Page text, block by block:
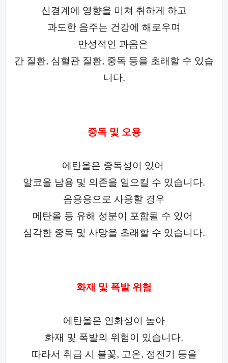
신경계에 영향을 미쳐 취하게 하고
과도한 음주는 건강에 해로우며
만성적인 과음은
간 질환, 심혈관 질환, 중독 등을 초래할 수 있습
니다.
중독 및 오용
에탄올은 중독성이 있어
알코올 남용 및 의존을 일으킬 수 있습니다.
음용용으로 사용할 경우
메탄올 등 유해 성분이 포함될 수 있어
심각한 중독 및 사망을 초래할 수 있습니다.
화재 및 폭발 위험
에탄올은 인화성이 높아
화재 및 폭발의 위험이 있습니다.
따라서 취급 시 불꽃, 고온, 정전기 등을